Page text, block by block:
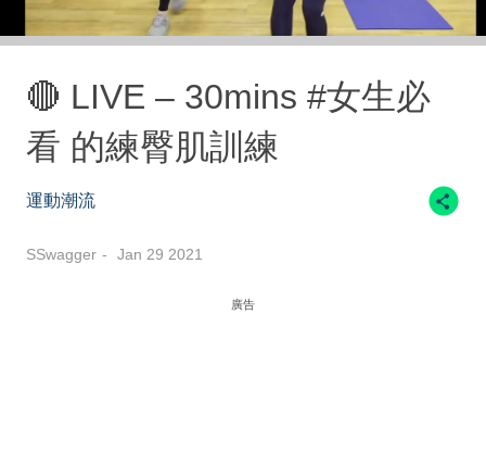
🔴 LIVE – 30mins #女生必
看 的練臀肌訓練
運動潮流
SSwagger Jan 29 2021
廣告